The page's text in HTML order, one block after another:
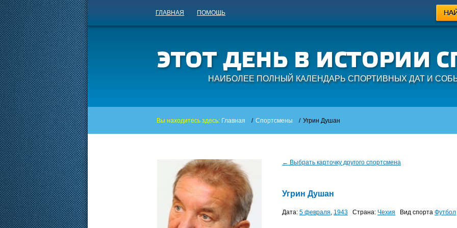
ГЛАВНАЯ ПОМОЩЬ
НАИБОЛЕЕ ПОЛНЫЙ КАЛЕНДАРЬ СПОРТИВНЫХ ДАТ И
Вы находитесь здесь: Главная / Спортсмены / Угрин Душан
← Выбрать карточку другого спортсмена
Угрин Душан
Дата: 5 февраля, 1943 Страна: Чехия Вид спорта Футбол